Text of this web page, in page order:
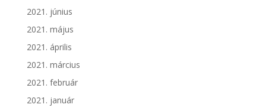
2021. június
2021. május
2021. április
2021. március
2021. február
2021. január